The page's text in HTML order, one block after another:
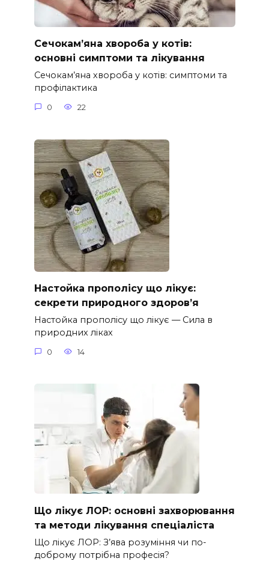
Сечокам’яна хвороба у котів:
основні симптоми та лікування
Сечокам’яна хвороба у котів: симптоми та
профілактика
0 22
Настойка прополісу що лікує:
секрети природного здоров’я
Настойка прополісу що лікує — Сила в
природних ліках
0 14
Що лікує ЛОР: основні захворювання
та методи лікування спеціаліста
Що лікує ЛОР: З’ява розуміння чи по-
доброму потрібна професія?